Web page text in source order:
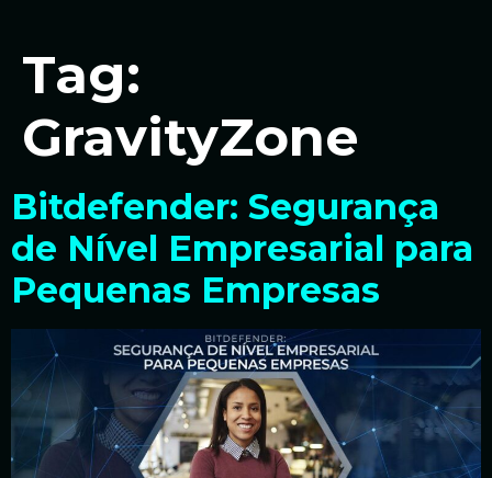
Tag:
GravityZone
Bitdefender: Segurança
de Nível Empresarial para
Pequenas Empresas